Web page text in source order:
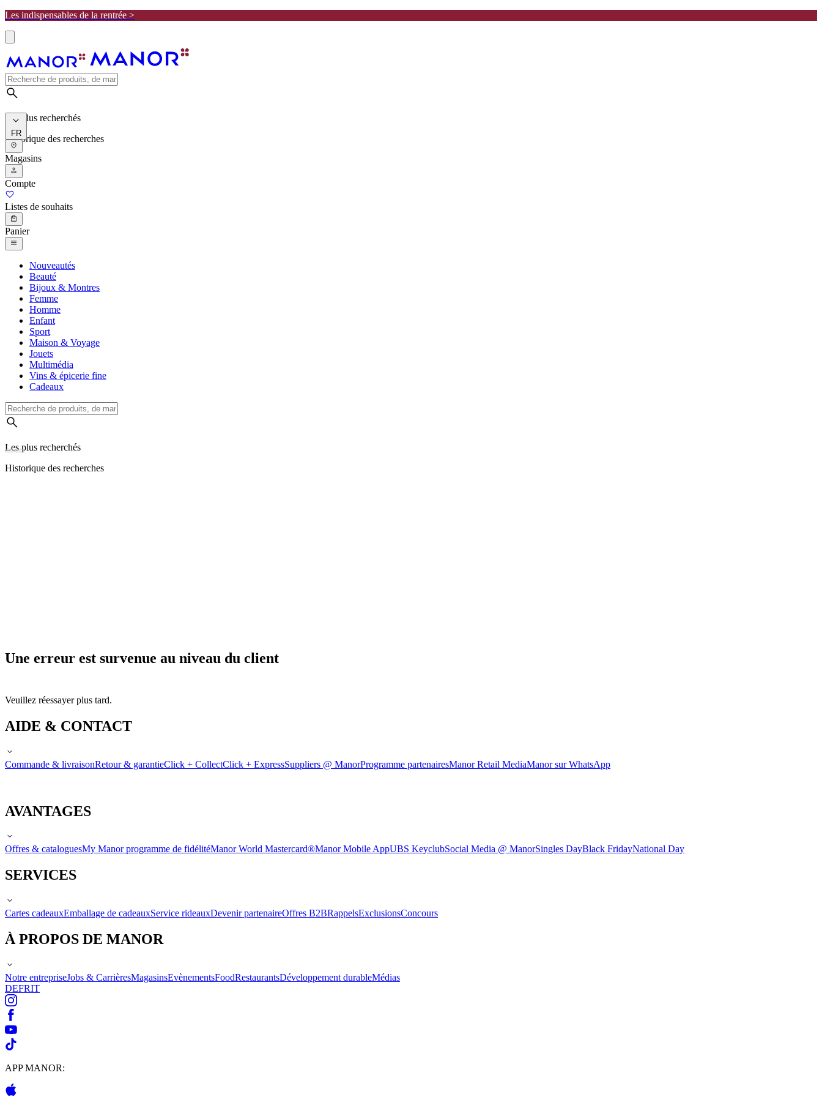
Les indispensables de la rentrée >
Les plus recherchés
Historique des recherches
FR
Magasins
Compte
Listes de souhaits
Panier
Nouveautés
Beauté
Bijoux & Montres
Femme
Homme
Enfant
Sport
Maison & Voyage
Jouets
Multimédia
Vins & épicerie fine
Cadeaux
Les plus recherchés
Historique des recherches
Une erreur est survenue au niveau du client
Veuillez réessayer plus tard.
AIDE & CONTACT
Commande & livraisonRetour & garantieClick + CollectClick + ExpressSuppliers @ ManorProgramme partenairesManor Retail MediaManor sur WhatsApp
AVANTAGES
Offres & cataloguesMy Manor programme de fidélitéManor World Mastercard®Manor Mobile AppUBS KeyclubSocial Media @ ManorSingles DayBlack FridayNational Day
SERVICES
Cartes cadeauxEmballage de cadeauxService rideauxDevenir partenaireOffres B2BRappelsExclusionsConcours
À PROPOS DE MANOR
Notre entrepriseJobs & CarrièresMagasinsEvènementsFoodRestaurantsDéveloppement durableMédias
DEFRIT
APP MANOR: